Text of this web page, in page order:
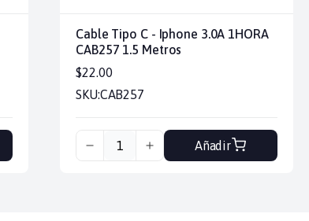
Cable Tipo C - Iphone 3.0A 1HORA
CAB257 1.5 Metros
$22.00
SKU:CAB257
Añadir